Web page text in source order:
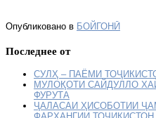
Опубликовано в БОЙГОНӢ
Последнее от
СУЛҲ – ПАЁМИ
МУЛОҚОТИ САЙДУЛЛО
ФУРУТА
ҶАЛАСАИ ҲИСОБОТИИ